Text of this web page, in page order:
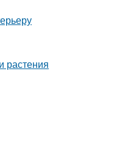
растения